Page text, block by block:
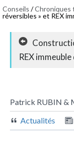
Conseils /Chroniques
réversibles » et REX
REX
Patrick RUBIN &
Actualités